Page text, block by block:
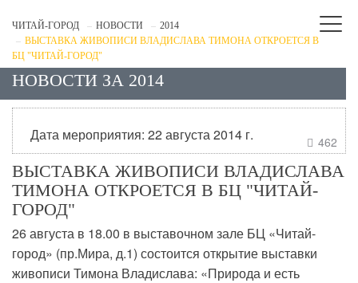
ЧИТАЙ-ГОРОД НОВОСТИ
2014
ВЫСТАВКА ЖИВОПИСИ ВЛАДИСЛАВА ТИМОНА ОТКРОЕТСЯ В
БЦ "ЧИТАЙ-ГОРОД"
НОВОСТИ ЗА 2014
Дата мероприятия: 22 августа 2014 г.  462
ВЫСТАВКА ЖИВОПИСИ ВЛАДИСЛАВА
ТИМОНА ОТКРОЕТСЯ В БЦ "ЧИТАЙ-
ГОРОД"
26 августа в 18.00 в выставочном зале БЦ «Читай-
город» (пр.Мира, д.1) состоится открытие выставки
живописи Тимона Владислава: «Природа и есть